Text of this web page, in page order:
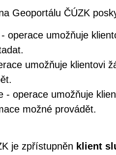
Geoportálu ČÚZK
operace umožňuje
umožňuje klientovi
- operace umožňuje
možné provádět.
je zpřístupněn klient